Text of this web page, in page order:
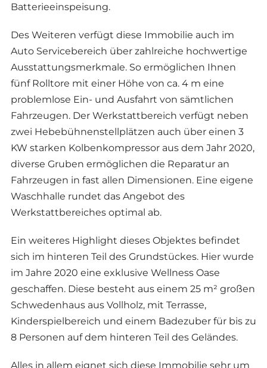
Batterieeinspeisung.
Des Weiteren verfügt diese Immobilie auch im
Auto Servicebereich über zahlreiche hochwertige
Ausstattungsmerkmale. So ermöglichen Ihnen
fünf Rolltore mit einer Höhe von ca. 4 m eine
problemlose Ein- und Ausfahrt von sämtlichen
Fahrzeugen. Der Werkstattbereich verfügt neben
zwei Hebebühnenstellplätzen auch über einen 3
KW starken Kolbenkompressor aus dem Jahr 2020,
diverse Gruben ermöglichen die Reparatur an
Fahrzeugen in fast allen Dimensionen. Eine eigene
Waschhalle rundet das Angebot des
Werkstattbereiches optimal ab.
Ein weiteres Highlight dieses Objektes befindet
sich im hinteren Teil des Grundstückes. Hier wurde
im Jahre 2020 eine exklusive Wellness Oase
geschaffen. Diese besteht aus einem 25 m² großen
Schwedenhaus aus Vollholz, mit Terrasse,
Kinderspielbereich und einem Badezuber für bis zu
8 Personen auf dem hinteren Teil des Geländes.
Alles in allem eignet sich diese Immobilie sehr um